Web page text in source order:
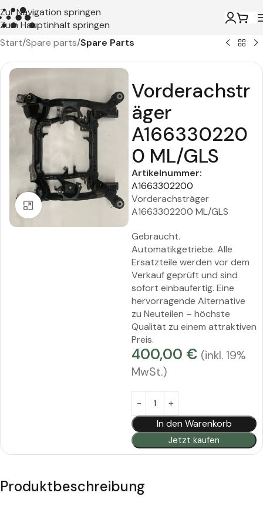
Zur Navigation springen
Zum Hauptinhalt springen
Start Spare parts Spare Parts
Zum Vergrößern klicken
Vorderachstr
äger
A166330220
0 ML/GLS
Artikelnummer:
A1663302200
Vorderachsträger
A1663302200 ML/GLS
Gebraucht.
Automatikgetriebe. Alle
Ersatzteile werden vor dem
Verkauf geprüft und sind
sofort einbaufertig. Eine
hervorragende Alternative
zu Neuteilen – höchste
Qualität zu einem attraktiven
Preis.
400,00 € (inkl. 19%
MwSt.)
In den Warenkorb
Jetzt kaufen
Produktbeschreibung